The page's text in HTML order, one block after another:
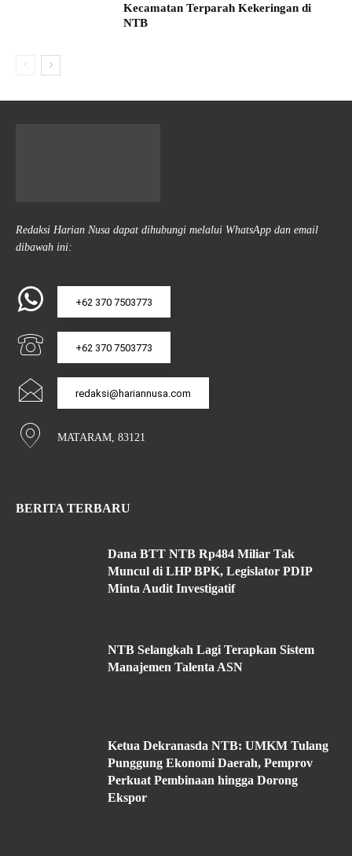
Kecamatan Terparah Kekeringan di
NTB
Redaksi Harian Nusa dapat dihubungi melalui WhatsApp dan email
dibawah ini:
+62 370 7503773
+62 370 7503773
redaksi@hariannusa.com
MATARAM, 83121
BERITA TERBARU
Dana BTT NTB Rp484 Miliar Tak
Muncul di LHP BPK, Legislator PDIP
Minta Audit Investigatif
NTB Selangkah Lagi Terapkan Sistem
Manajemen Talenta ASN
Ketua Dekranasda NTB: UMKM Tulang
Punggung Ekonomi Daerah, Pemprov
Perkuat Pembinaan hingga Dorong
Ekspor